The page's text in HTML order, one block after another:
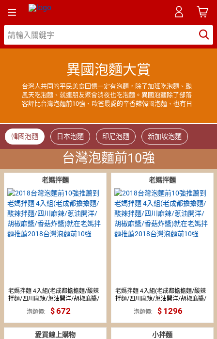
異國泡麵大賞
台灣人共同的平民美食回憶一定有泡麵，除了加班吃泡麵、颱
風天吃泡麵、就連朋友聚會消夜也吃泡麵。異國泡麵除了部落
客評比台灣泡麵前10強、歐爸最愛的辛香辣韓國泡麵、也有日
的韓國泡麵最對味，追日劇吃杯湯頭濃郁的日本泡麵配啤酒，
清爽又實在！或者價格便宜且CP質高的印尼泡麵或充滿南洋風
情的新加坡泡麵。
韓國泡麵 日本泡麵 印尼泡麵 新加坡泡麵
台灣泡麵前10強
老媽拌麵
老媽拌麵 4入組(老成都擔擔麵/酸辣
拌麵/四川麻辣/蔥油開洋/胡椒麻醬/
泡麵價 672
老媽拌麵
老媽拌麵 4入組(老成都擔擔麵/酸辣
拌麵/四川麻辣/蔥油開洋/胡椒麻醬/
泡麵價 1296
愛買線上購物 小拌麵